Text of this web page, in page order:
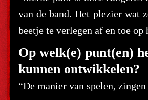
van de band. Het plezier wat
beetje te verlegen af en toe
Op welk(e) punt(en)
kunnen ontwikkelen?
“De manier van spelen,